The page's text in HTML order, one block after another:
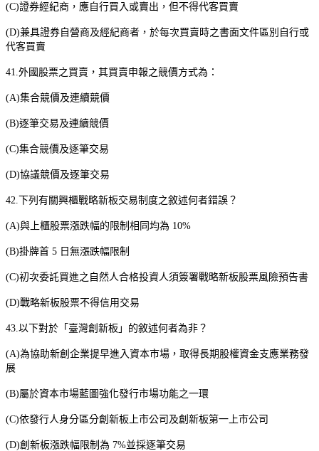
(C)證券經紀商，應自行買入或賣出，但不得代客買賣
(D)兼具證券自營商及經紀商者，於每次買賣時之書面文件區別自行或
代客買賣
41. 外國股票之買賣，其買賣申報之競價方式為：
(A)集合競價及連續競價
(B)逐筆交易及連續競價
(C)集合競價及逐筆交易
(D)協議競價及逐筆交易
42. 下列有關興櫃戰略新板交易制度之敘述何者錯誤？
(A)與上櫃股票漲跌幅的限制相同均為 10%
(B)掛牌首 5 日無漲跌幅限制
(C)初次委託買進之自然人合格投資人須簽署戰略新板股票風險預告書
(D)戰略新板股票不得信用交易
43. 以下對於「臺灣創新板」的敘述何者為非？
(A)為協助新創企業提早進入資本市場，取得長期股權資金支應業務發
展
(B)屬於資本市場藍圖強化發行市場功能之一環
(C)依發行人身分區分創新板上市公司及創新板第一上市公司
(D)創新板漲跌幅限制為 7%並採逐筆交易